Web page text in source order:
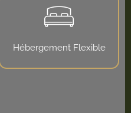
Hébergement Flexible